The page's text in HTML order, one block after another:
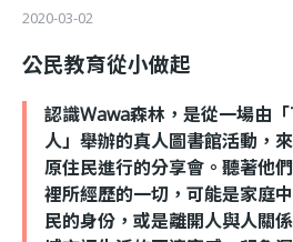
2020-03-02
公民教育從小做起
認識Wawa森林，是從一場由
人」舉辦的真人圖書館活動，
原住民進行的分享會。聽著他
裡所經歷的一切，可能是家庭
民的身份，或是離開人與人關